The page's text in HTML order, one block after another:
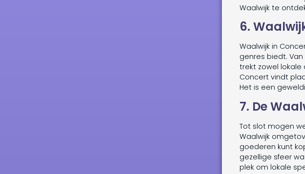
Waalwijk te
6.
Waalwijk in
genres biedt.
trekt zowel
Concert vindt
Het is een
7. De
Tot slot mogen
Waalwijk
goederen kunt
gezellige sfeer
plek om lokale